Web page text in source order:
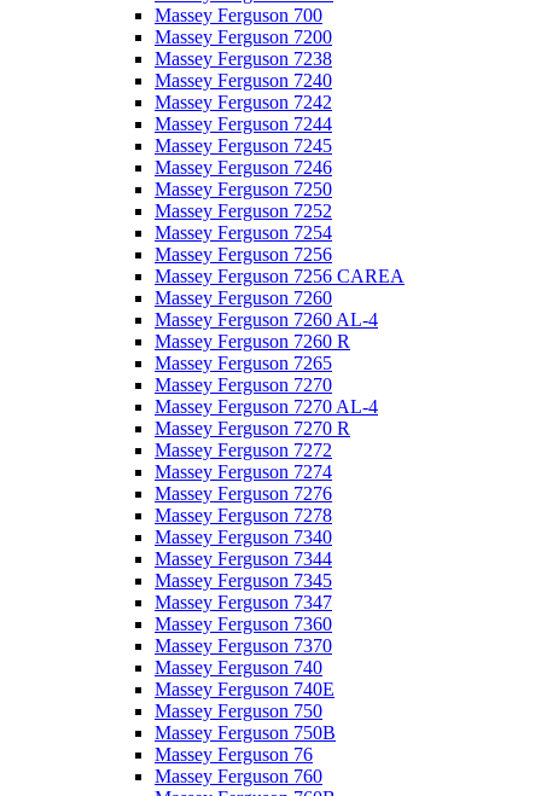
Massey Ferguson 700
Massey Ferguson 7200
Massey Ferguson 7238
Massey Ferguson 7240
Massey Ferguson 7242
Massey Ferguson 7244
Massey Ferguson 7245
Massey Ferguson 7246
Massey Ferguson 7250
Massey Ferguson 7252
Massey Ferguson 7254
Massey Ferguson 7256
Massey Ferguson 7256 CAREA
Massey Ferguson 7260
Massey Ferguson 7260 AL-4
Massey Ferguson 7260 R
Massey Ferguson 7265
Massey Ferguson 7270
Massey Ferguson 7270 AL-4
Massey Ferguson 7270 R
Massey Ferguson 7272
Massey Ferguson 7274
Massey Ferguson 7276
Massey Ferguson 7278
Massey Ferguson 7340
Massey Ferguson 7344
Massey Ferguson 7345
Massey Ferguson 7347
Massey Ferguson 7360
Massey Ferguson 7370
Massey Ferguson 740
Massey Ferguson 740E
Massey Ferguson 750
Massey Ferguson 750B
Massey Ferguson 76
Massey Ferguson 760